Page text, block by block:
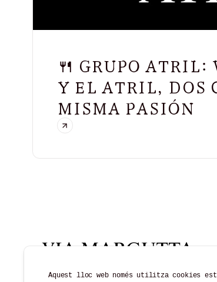
🍴 GRUPO
Y EL ATRIL, DOS
MISMA PASIÓN
Aquest lloc web només utilitza cookies